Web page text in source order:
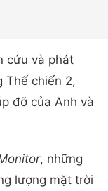
cứu và phát
Thế chiến 2,
đỡ của Anh và
, những
lượng mặt trời